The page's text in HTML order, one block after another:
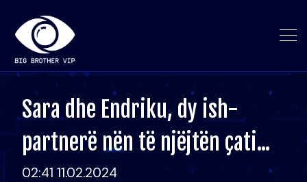
Sara dhe Endriku, dy ish-
partnerë nën të njëjtën çati...
02:41 11.02.2024